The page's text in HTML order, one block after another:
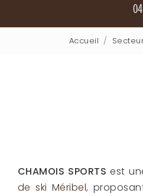
Accueil
CHAMOIS SPORTS est
de ski Méribel,